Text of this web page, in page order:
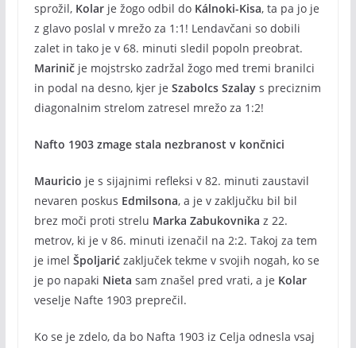
sprožil, Kolarje žogo odbil do Kálnoki-Kisa, ta pa jo je
z glavo poslal v mrežo za 1:1! Lendavčani so dobili
zalet in tako je v 68. minuti sledil popoln preobrat.
Mariničje mojstrsko zadržal žogo med tremi branilci
in podal na desno, kjer je Szabolcs Szalays preciznim
diagonalnim strelom zatresel mrežo za 1:2!
Nafto 1903 zmage stala nezbranost v končnici
Mauricio je s sijajnimi refleksi v 82. minuti zaustavil
nevaren poskus Edmilsona, a je v zaključku bil bil
brez moči proti strelu Marka Zabukovnika z 22.
metrov, ki je v 86. minuti izenačil na 2:2. Takoj za tem
je imel Špoljarićzaključek tekme v svojih nogah, ko se
je po napaki Nieta sam znašel pred vrati, a je Kolar
veselje Nafte 1903 preprečil.
Ko se je zdelo, da bo Nafta 1903 iz Celja odnesla vsaj